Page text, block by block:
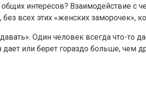
интересов? Взаимодействие с
всех этих «женских
Один человек всегда что-то
или берет гораздо больше, чем